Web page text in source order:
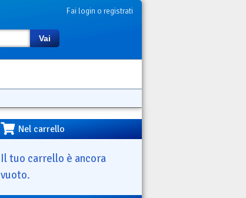
Fai login o registrati
Vai
Nel carrello
Il tuo carrello è ancora
vuoto.